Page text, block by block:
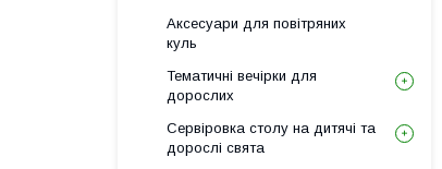
Аксесуари для повітряних
куль
Тематичні вечірки для
дорослих
Сервіровка столу на дитячі та
дорослі свята